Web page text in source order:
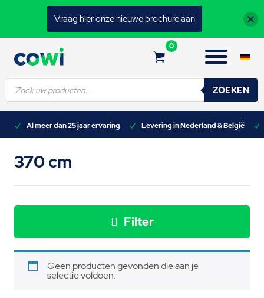
0
Producten
zoeken ZOEKEN
Al meer dan 25 jaar ervaring Levering in Nederland & België
370 cm
Filter
Geen producten gevonden die aan je
selectie voldoen.
Vraag hier onze nieuwe brochure aan